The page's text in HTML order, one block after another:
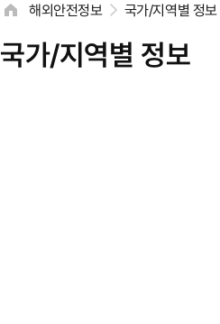
해외안전정보 국가/지역별 정보
국가/지역별 정보